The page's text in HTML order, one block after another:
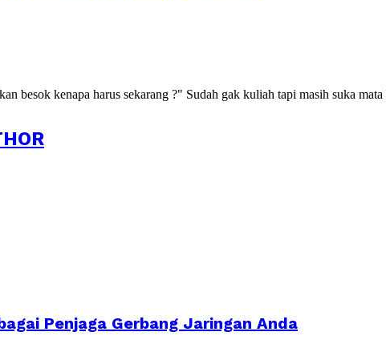
besok kenapa harus sekarang ?" Sudah gak kuliah tapi masih suka
Penjaga Gerbang Jaringan Anda